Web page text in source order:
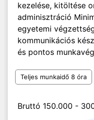
kezelése, kitöltése
adminisztráció
egyetemi
kommunikációs
és pontos
Teljes munkaidő 8 óra
Bruttó 150.000 -